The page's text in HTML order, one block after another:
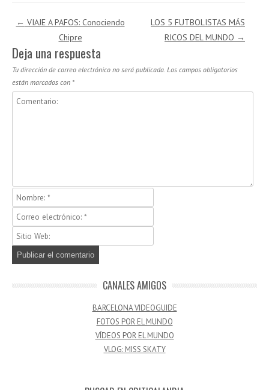
Navegación de entradas
← VIAJE A PAFOS: Conociendo
Chipre
LOS 5 FUTBOLISTAS MÁS
RICOS DEL MUNDO →
Deja una respuesta
Tu dirección de correo electrónico no será publicada. Los campos obligatorios
están marcados con *
CANALES AMIGOS
BARCELONA VIDEOGUIDE
FOTOS POR EL MUNDO
VÍDEOS POR EL MUNDO
VLOG: MISS SKATY